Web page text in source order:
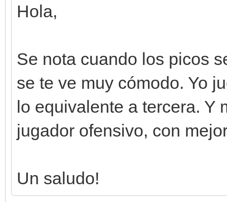
Hola,
Se nota cuando los picos
se te ve muy cómodo. Yo
lo equivalente a tercera. Y
jugador ofensivo, con
Un saludo!